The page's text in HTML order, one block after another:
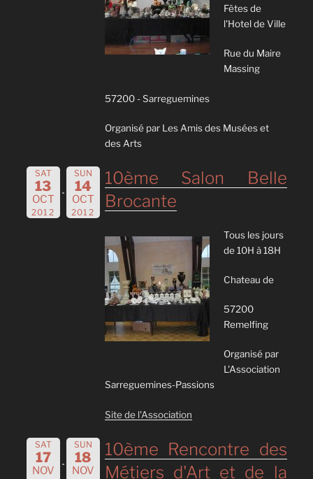
Fêtes de
l'Hotel de Ville
Rue du Maire
Massing
57200 - Sarreguemines
Organisé par Les Amis des Musées et
des Arts
SAT
13
OCT
2012
SUN
14
OCT
2012
10ème Salon Belle
Brocante
Tous les jours
de 10H à 18H
Chateau de
57200
Remelfing
Organisé par
L'Association
Sarreguemines-Passions
Site de l'Association
SAT
17
NOV
SUN
18
NOV
10ème Rencontre des
Métiers d'Art et de la